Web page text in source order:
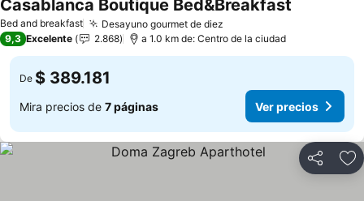
Bed and breakfast Desayuno gourmet de diez
Casablanca Boutique Bed&Breakfast
9,3 Excelente 2.868 a 1.0 km de: Centro de la ciudad
De $ 389.181
Mira precios de 7 páginas Ver precios
Compartir